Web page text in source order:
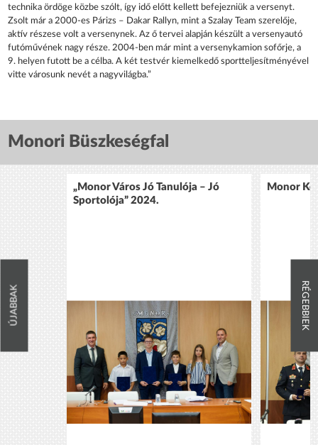
technika ördöge közbe szólt, így idő előtt kellett befejezniük a versenyt.
Zsolt már a 2000-es Párizs – Dakar Rallyn, mint a Szalay Team szerelője,
aktív részese volt a versenynek. Az ő tervei alapján készült a versenyautó
futóművének nagy része. 2004-ben már mint a versenykamion sofőrje, a
9. helyen futott be a célba. A két testvér kiemelkedő sportteljesítményével
vitte városunk nevét a nagyvilágba.”
Monori Büszkeségfal
ÚJABBAK
„Monor Város Jó Tanulója – Jó
Sportolója” 2024.
Monor
RÉGEBBIEK